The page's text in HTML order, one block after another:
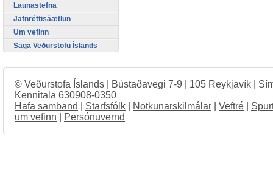
Launastefna
Jafnréttisáætlun
Um vefinn
Saga Veðurstofu Íslands
© Veðurstofa Íslands | Bústaðavegi 7-9 | 105 Reykjavík |
Kennitala 630908-0350
Hafa samband
Starfsfólk Notkunarskilmálar Veftré
um vefinn
Persónuvernd